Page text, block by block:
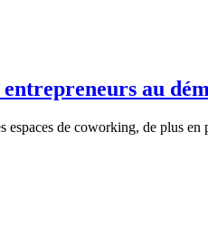
entrepreneurs au
espaces de coworking, de plus